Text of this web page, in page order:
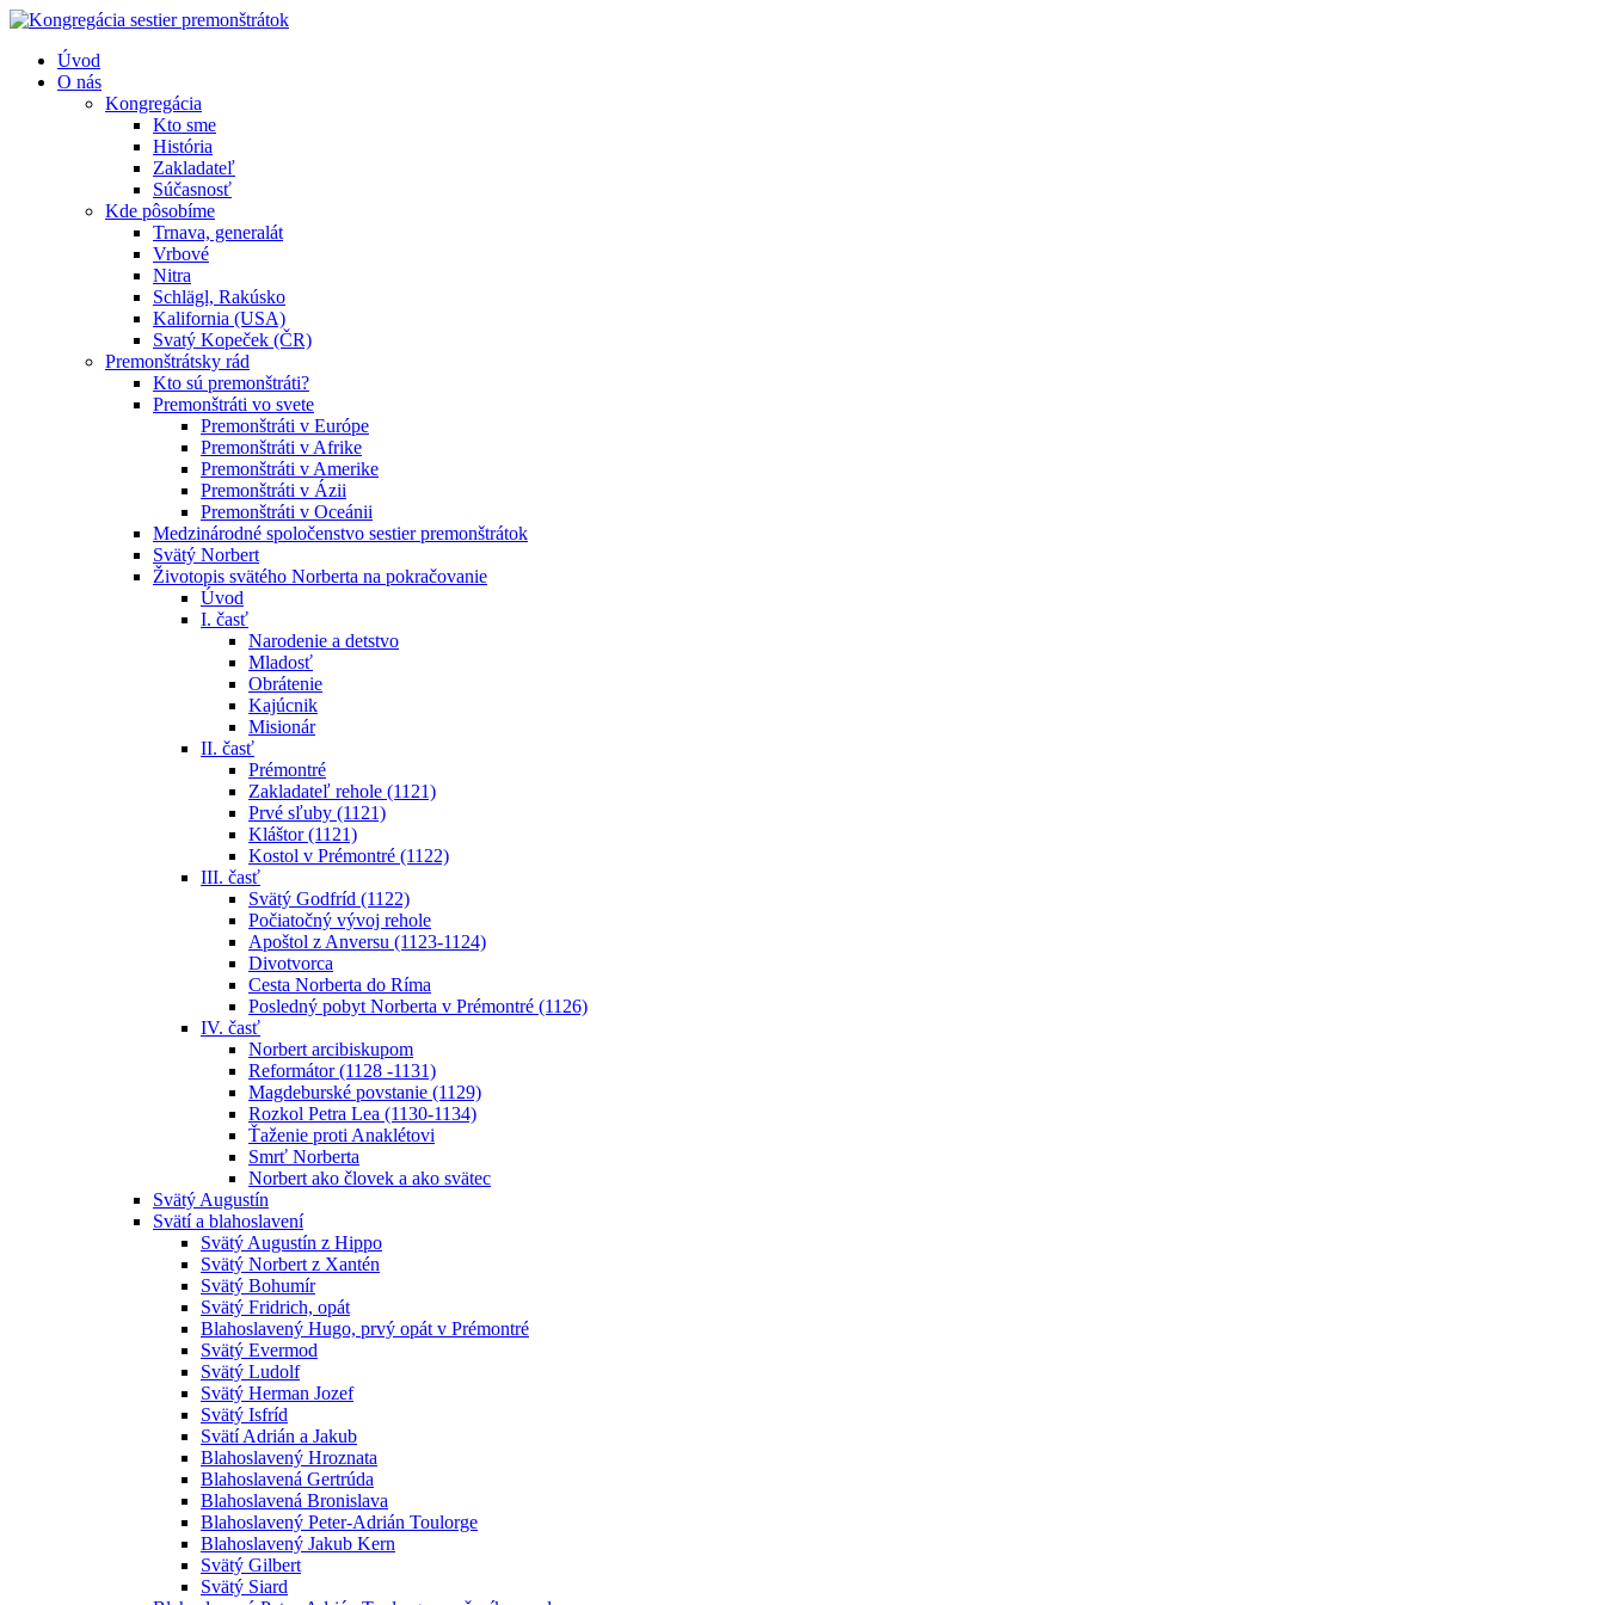
Úvod
O nás
Kongregácia
Kto sme
História
Zakladateľ
Súčasnosť
Kde pôsobíme
Trnava, generalát
Vrbové
Nitra
Schlägl, Rakúsko
Kalifornia (USA)
Svatý Kopeček (ČR)
Premonštrátsky rád
Kto sú premonštráti?
Premonštráti vo svete
Premonštráti v Európe
Premonštráti v Afrike
Premonštráti v Amerike
Premonštráti v Ázii
Premonštráti v Oceánii
Medzinárodné spoločenstvo sestier premonštrátok
Svätý Norbert
Životopis svätého Norberta na pokračovanie
Úvod
I. časť
Narodenie a detstvo
Mladosť
Obrátenie
Kajúcnik
Misionár
II. časť
Prémontré
Zakladateľ rehole (1121)
Prvé sľuby (1121)
Kláštor (1121)
Kostol v Prémontré (1122)
III. časť
Svätý Godfríd (1122)
Počiatočný vývoj rehole
Apoštol z Anversu (1123-1124)
Divotvorca
Cesta Norberta do Ríma
Posledný pobyt Norberta v Prémontré (1126)
IV. časť
Norbert arcibiskupom
Reformátor (1128 -1131)
Magdeburské povstanie (1129)
Rozkol Petra Lea (1130-1134)
Ťaženie proti Anaklétovi
Smrť Norberta
Norbert ako človek a ako svätec
Svätý Augustín
Svätí a blahoslavení
Svätý Augustín z Hippo
Svätý Norbert z Xantén
Svätý Bohumír
Svätý Fridrich, opát
Blahoslavený Hugo, prvý opát v Prémontré
Svätý Evermod
Svätý Ludolf
Svätý Herman Jozef
Svätý Isfríd
Svätí Adrián a Jakub
Blahoslavený Hroznata
Blahoslavená Gertrúda
Blahoslavená Bronislava
Blahoslavený Peter-Adrián Toulorge
Blahoslavený Jakub Kern
Svätý Gilbert
Svätý Siard